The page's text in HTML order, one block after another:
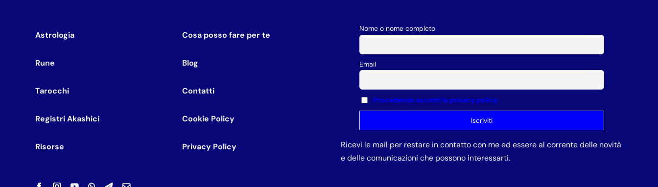
Astrologia
Rune
Tarocchi
Registri Akashici
Risorse
Cosa posso fare per te
Blog
Contatti
Cookie Policy
Privacy Policy
Nome o nome completo
Email
Procedendo accetti la privacy policy
Ricevi le mail per restare in contatto con me ed essere al corrente delle novità
e delle comunicazioni che possono interessarti.